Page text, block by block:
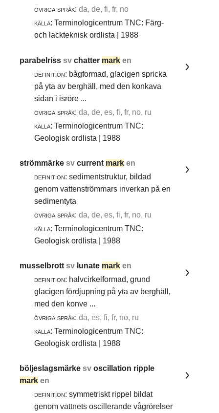
övriga språk: da, de, fi, fr, no
källa: Terminologicentrum TNC: Färg-
och lackteknisk ordlista | 1988
parabelrisssvchatter mark en
definition: bågformad, glacigen spricka
på yta av berghäll, med den konkava
sidan i isröre ...
övriga språk: da, de, es, fi, fr, no, ru
källa: Terminologicentrum TNC:
Geologisk ordlista | 1988
strömmärkesvcurrent mark en
definition: sedimentstruktur, bildad
genom vattenströmmars inverkan på en
sedimentyta
övriga språk: da, de, es, fi, fr, no, ru
källa: Terminologicentrum TNC:
Geologisk ordlista | 1988
musselbrottsv lunate mark en
definition: halvcirkelformad, grund
glacigen fördjupning på yta av berghäll,
med den konve ...
övriga språk: da, es, fi, fr, no, ru
källa: Terminologicentrum TNC:
Geologisk ordlista | 1988
böljeslagsmärkesvoscillation ripple
mark en
definition: symmetriskt rippel bildat
genom vattnets oscillerande vågrörelser